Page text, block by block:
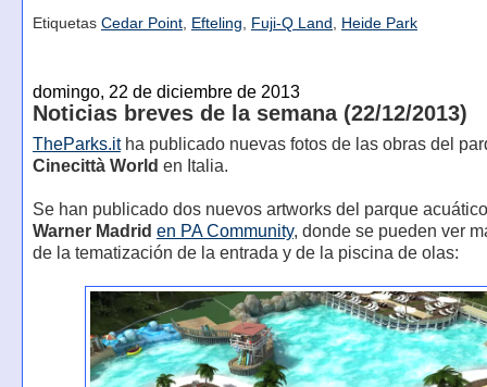
Etiquetas Cedar Point, Efteling, Fuji-Q Land , Heide Park
domingo, 22 de diciembre de 2013
Noticias breves de la semana (22/12/2013)
TheParks.itha publicado nuevas fotos de las obras del
Cinecittà World en Italia.
Se han publicado dos nuevos artworks del parque
Warner Madrid en PA Community, donde se pueden ver
de la tematización de la entrada y de la piscina de olas: